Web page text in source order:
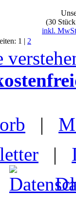
(30
inkl.
1 | 2
|
|